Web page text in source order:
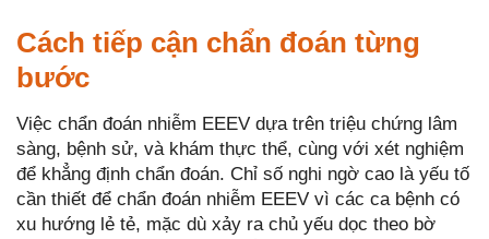
Cách tiếp cận chẩn đoán từng
bước
Việc chẩn đoán nhiễm EEEV dựa trên triệu chứng lâm
sàng, bệnh sử, và khám thực thể, cùng với xét nghiệm
để khẳng định chẩn đoán. Chỉ số nghi ngờ cao là yếu tố
cần thiết để chẩn đoán nhiễm EEEV vì các ca bệnh có
xu hướng lẻ tẻ, mặc dù xảy ra chủ yếu dọc theo bờ